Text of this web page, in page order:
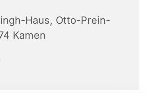
Haus, Otto-Prein-
Kamen